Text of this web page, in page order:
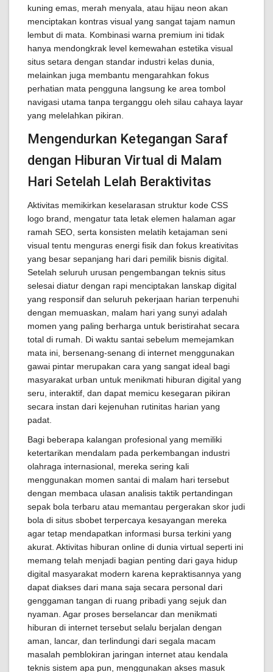
kuning emas, merah menyala, atau hijau neon akan
menciptakan kontras visual yang sangat tajam namun
lembut di mata. Kombinasi warna premium ini tidak
hanya mendongkrak level kemewahan estetika visual
situs setara dengan standar industri kelas dunia,
melainkan juga membantu mengarahkan fokus
perhatian mata pengguna langsung ke area tombol
navigasi utama tanpa terganggu oleh silau cahaya layar
yang melelahkan pikiran.
Mengendurkan Ketegangan Saraf
dengan Hiburan Virtual di Malam
Hari Setelah Lelah Beraktivitas
Aktivitas memikirkan keselarasan struktur kode CSS
logo brand, mengatur tata letak elemen halaman agar
ramah SEO, serta konsisten melatih ketajaman seni
visual tentu menguras energi fisik dan fokus kreativitas
yang besar sepanjang hari dari pemilik bisnis digital.
Setelah seluruh urusan pengembangan teknis situs
selesai diatur dengan rapi menciptakan lanskap digital
yang responsif dan seluruh pekerjaan harian terpenuhi
dengan memuaskan, malam hari yang sunyi adalah
momen yang paling berharga untuk beristirahat secara
total di rumah. Di waktu santai sebelum memejamkan
mata ini, bersenang-senang di internet menggunakan
gawai pintar merupakan cara yang sangat ideal bagi
masyarakat urban untuk menikmati hiburan digital yang
seru, interaktif, dan dapat memicu kesegaran pikiran
secara instan dari kejenuhan rutinitas harian yang
padat.
Bagi beberapa kalangan profesional yang memiliki
ketertarikan mendalam pada perkembangan industri
olahraga internasional, mereka sering kali
menggunakan momen santai di malam hari tersebut
dengan membaca ulasan analisis taktik pertandingan
sepak bola terbaru atau memantau pergerakan skor judi
bola di situs sbobet terpercaya kesayangan mereka
agar tetap mendapatkan informasi bursa terkini yang
akurat. Aktivitas hiburan online di dunia virtual seperti ini
memang telah menjadi bagian penting dari gaya hidup
digital masyarakat modern karena kepraktisannya yang
dapat diakses dari mana saja secara personal dari
genggaman tangan di ruang pribadi yang sejuk dan
nyaman. Agar proses berselancar dan menikmati
hiburan di internet tersebut selalu berjalan dengan
aman, lancar, dan terlindungi dari segala macam
masalah pemblokiran jaringan internet atau kendala
teknis sistem apa pun, menggunakan akses masuk